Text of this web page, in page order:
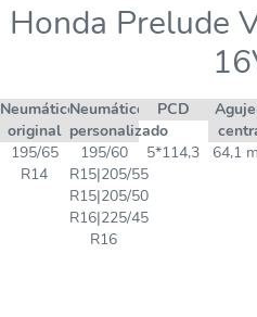
Honda Prelude
Neumático
original
Neumático
personalizado
PCD
195/65
R14
195/60
R15|205/55
R15|205/50
R16|225/45
R16
5*114,3 64,1